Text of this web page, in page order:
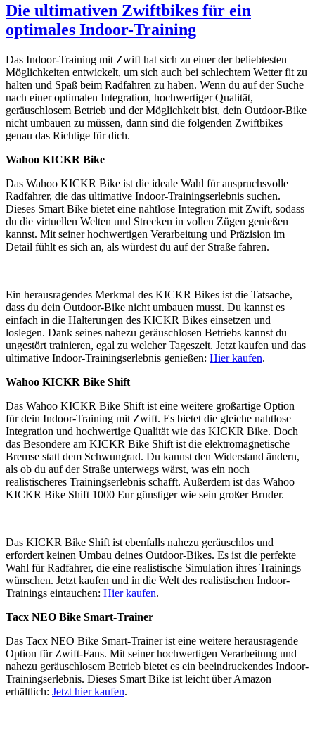
Die ultimativen Zwiftbikes für ein
optimales Indoor-Training
Das Indoor-Training mit Zwift hat sich zu einer der beliebtesten
Möglichkeiten entwickelt, um sich auch bei schlechtem Wetter fit zu
halten und Spaß beim Radfahren zu haben. Wenn du auf der Suche
nach einer optimalen Integration, hochwertiger Qualität,
geräuschlosem Betrieb und der Möglichkeit bist, dein Outdoor-Bike
nicht umbauen zu müssen, dann sind die folgenden Zwiftbikes
genau das Richtige für dich.
Wahoo KICKR Bike
Das Wahoo KICKR Bike ist die ideale Wahl für anspruchsvolle
Radfahrer, die das ultimative Indoor-Trainingserlebnis suchen.
Dieses Smart Bike bietet eine nahtlose Integration mit Zwift, sodass
du die virtuellen Welten und Strecken in vollen Zügen genießen
kannst. Mit seiner hochwertigen Verarbeitung und Präzision im
Detail fühlt es sich an, als würdest du auf der Straße fahren.
Ein herausragendes Merkmal des KICKR Bikes ist die Tatsache,
dass du dein Outdoor-Bike nicht umbauen musst. Du kannst es
einfach in die Halterungen des KICKR Bikes einsetzen und
loslegen. Dank seines nahezu geräuschlosen Betriebs kannst du
ungestört trainieren, egal zu welcher Tageszeit. Jetzt kaufen und das
ultimative Indoor-Trainingserlebnis genießen: Hier kaufen.
Wahoo KICKR Bike Shift
Das Wahoo KICKR Bike Shift ist eine weitere großartige Option
für dein Indoor-Training mit Zwift. Es bietet die gleiche nahtlose
Integration und hochwertige Qualität wie das KICKR Bike. Doch
das Besondere am KICKR Bike Shift ist die elektromagnetische
Bremse statt dem Schwungrad. Du kannst den Widerstand ändern,
als ob du auf der Straße unterwegs wärst, was ein noch
realistischeres Trainingserlebnis schafft. Außerdem ist das Wahoo
KICKR Bike Shift 1000 Eur günstiger wie sein großer Bruder.
Das KICKR Bike Shift ist ebenfalls nahezu geräuschlos und
erfordert keinen Umbau deines Outdoor-Bikes. Es ist die perfekte
Wahl für Radfahrer, die eine realistische Simulation ihres Trainings
wünschen. Jetzt kaufen und in die Welt des realistischen Indoor-
Trainings eintauchen: Hier kaufen.
Tacx NEO Bike Smart-Trainer
Das Tacx NEO Bike Smart-Trainer ist eine weitere herausragende
Option für Zwift-Fans. Mit seiner hochwertigen Verarbeitung und
nahezu geräuschlosem Betrieb bietet es ein beeindruckendes Indoor-
Trainingserlebnis. Dieses Smart Bike ist leicht über Amazon
erhältlich: Jetzt hier kaufen.